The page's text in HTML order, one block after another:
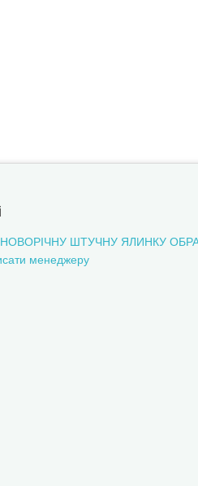
ШТУЧНУ ЯЛИНКУ
менеджеру